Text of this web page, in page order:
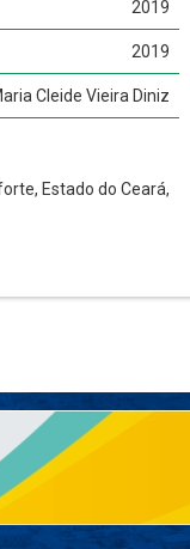
2019
2019
Cleide Vieira Diniz
Estado do Ceará,